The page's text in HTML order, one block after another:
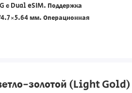
с Dual eSIM. Поддержка
мм. Операционная
золотой (Light Gold)